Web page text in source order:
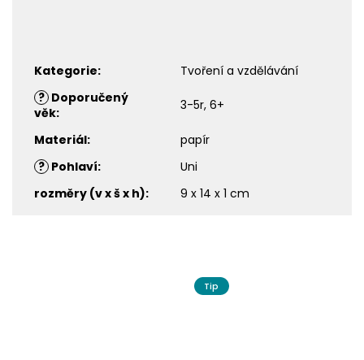
Kategorie:
Tvoření a vzdělávání
? Doporučený
věk: 3-5r, 6+
Materiál:
papír
? Pohlaví:
Uni
rozměry (v x š x h): 9 x 14 x 1 cm
Tip